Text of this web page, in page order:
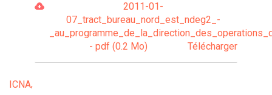
2011-01-
07_tract_bureau_nord_est_ndeg2_-
- pdf (0.2 Mo)
Télécharger
ICNA